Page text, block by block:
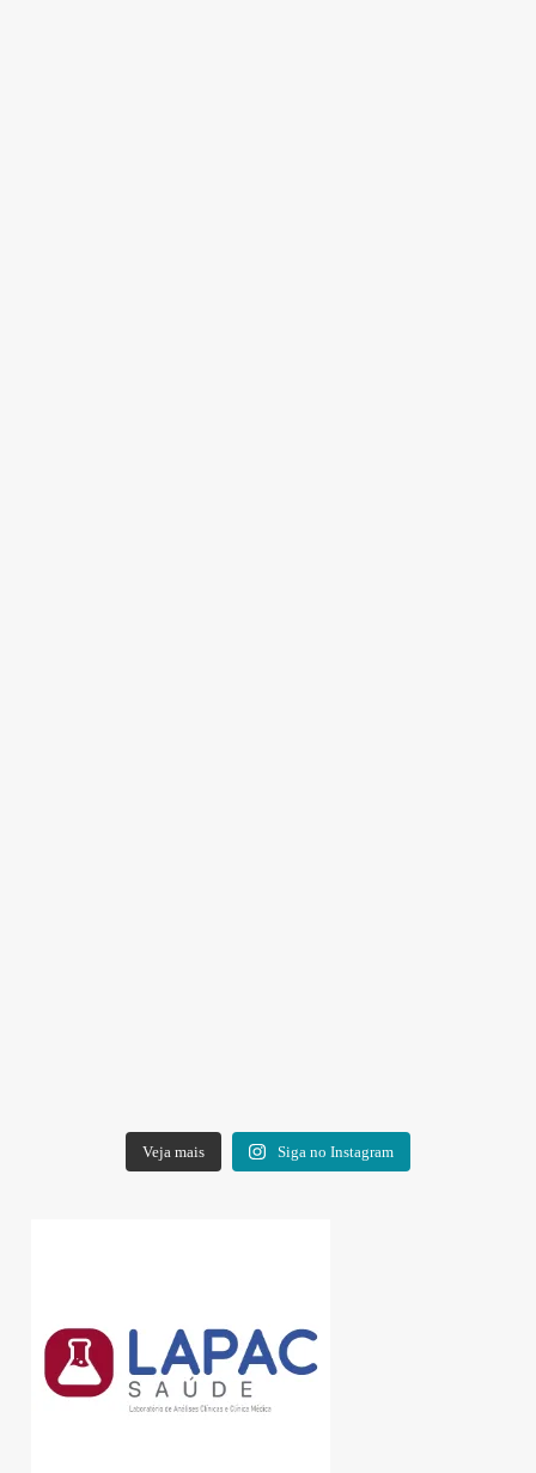
Veja mais Siga no Instagram